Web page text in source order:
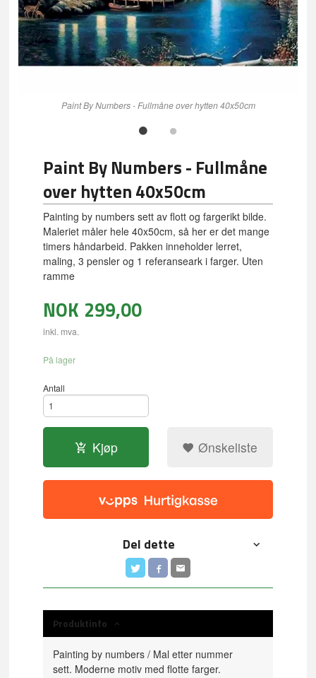
Paint By Numbers - Fullmåne over hytten 40x50cm
Paint By Numbers - Fullmåne
over hytten 40x50cm
Painting by numbers sett av flott og fargerikt bilde.
Maleriet måler hele 40x50cm, så her er det mange
timers håndarbeid. Pakken inneholder lerret,
maling, 3 pensler og 1 referanseark i farger. Uten
ramme
NOK 299,00
inkl. mva.
På lager
Antall
Kjøp Ønskeliste
Del dette
Produktinfo
Painting by numbers / Mal etter nummer
sett. Moderne motiv med flotte farger.